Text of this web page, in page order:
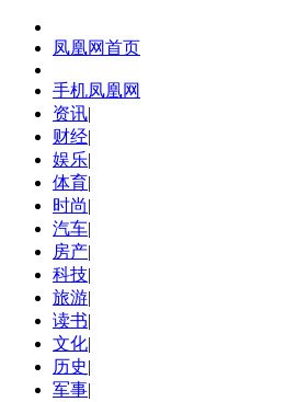
凤凰网首页
手机凤凰网
资讯|
财经|
娱乐|
体育|
时尚|
汽车|
房产|
科技|
旅游|
读书|
文化|
历史|
军事|